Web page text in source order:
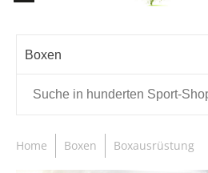
Boxen
Home Boxen Boxausrüstung